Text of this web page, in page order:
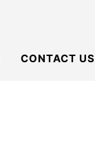
CONTACT US